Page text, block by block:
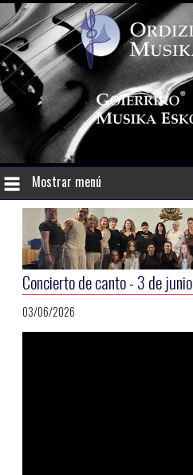
Mostrar menú
Concierto de canto - 3 de junio
03/06/2026